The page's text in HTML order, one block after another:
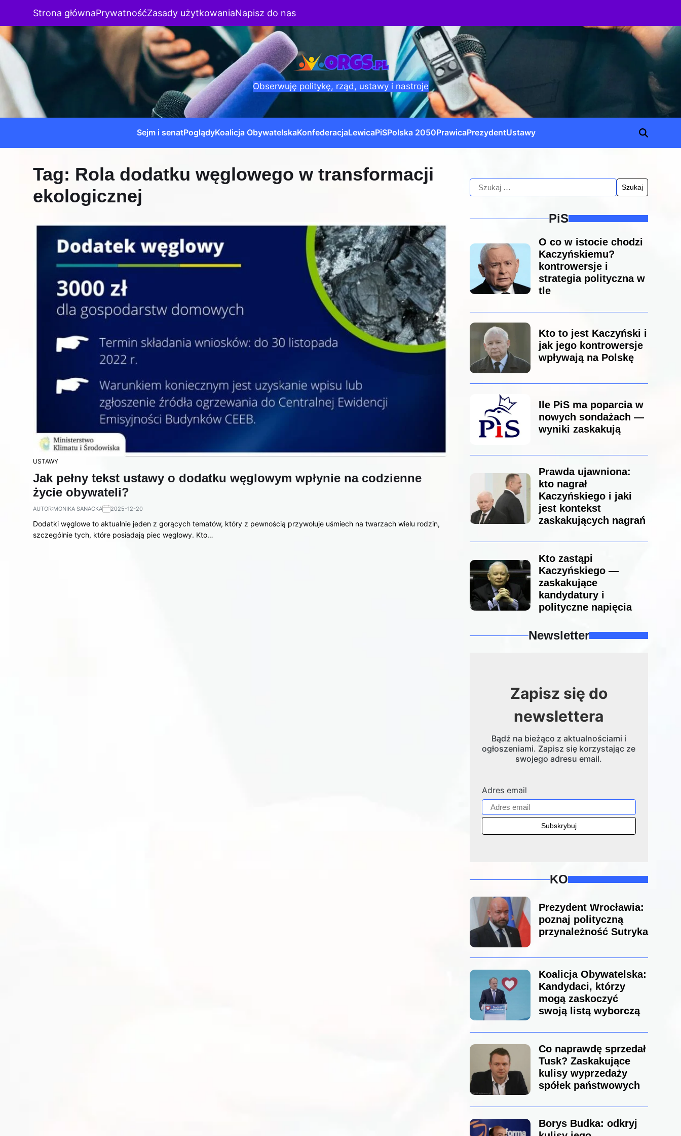
Strona głównaPrywatnośćZasady użytkowaniaNapisz do nas
Obserwuję politykę, rząd, ustawy i nastroje
Sejm i senatPoglądyKoalicja ObywatelskaKonfederacjaLewicaPiSPolska 2050PrawicaPrezydentUstawy
Tag: Rola dodatku węglowego w transformacji
ekologicznej
USTAWY
Jak pełny tekst ustawy o dodatku węglowym wpłynie na codzienne
życie obywateli?
AUTOR:MONIKA SANACKA 2025-12-20
Dodatki węglowe to aktualnie jeden z gorących tematów, który z pewnością przywołuje uśmiech na twarzach wielu rodzin,
szczególnie tych, które posiadają piec węglowy. Kto…
PiS
O co w istocie chodzi
Kaczyńskiemu?
kontrowersje i
strategia polityczna w
tle
Kto to jest Kaczyński i
jak jego kontrowersje
wpływają na Polskę
Ile PiS ma poparcia w
nowych sondażach —
wyniki zaskakują
Prawda ujawniona:
kto nagrał
Kaczyńskiego i jaki
jest kontekst
zaskakujących nagrań
Kto zastąpi
Kaczyńskiego —
zaskakujące
kandydatury i
polityczne napięcia
Newsletter
Zapisz się do
newslettera
Bądź na bieżąco z aktualnościami i
ogłoszeniami. Zapisz się korzystając ze
swojego adresu email.
Adres email
KO
Prezydent Wrocławia:
poznaj polityczną
przynależność Sutryka
Koalicja Obywatelska:
Kandydaci, którzy
mogą zaskoczyć
swoją listą wyborczą
Co naprawdę sprzedał
Tusk? Zaskakujące
kulisy wyprzedaży
spółek państwowych
Borys Budka: odkryj